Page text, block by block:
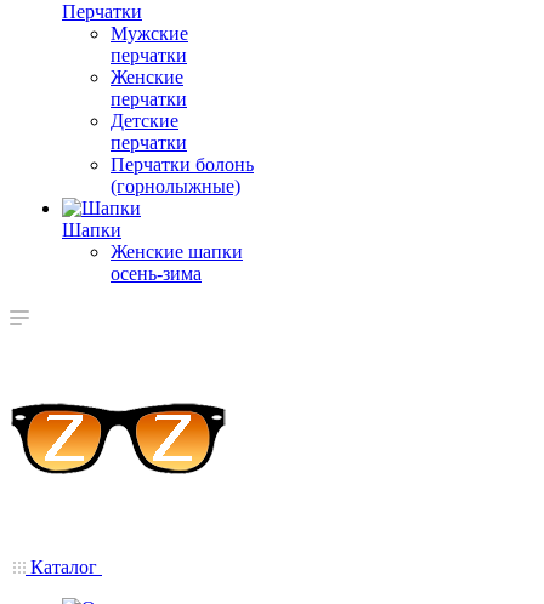
Перчатки
Мужские
перчатки
Женские
перчатки
Детские
перчатки
Перчатки болонь
(горнолыжные)
Шапки
Женские шапки
осень-зима
Каталог